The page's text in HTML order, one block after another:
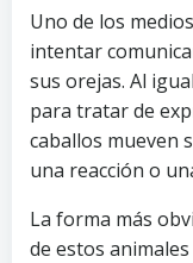
Uno de los
intentar
sus orejas. Al
para tratar de
caballos mueven
una reacción o
La forma más
de estos